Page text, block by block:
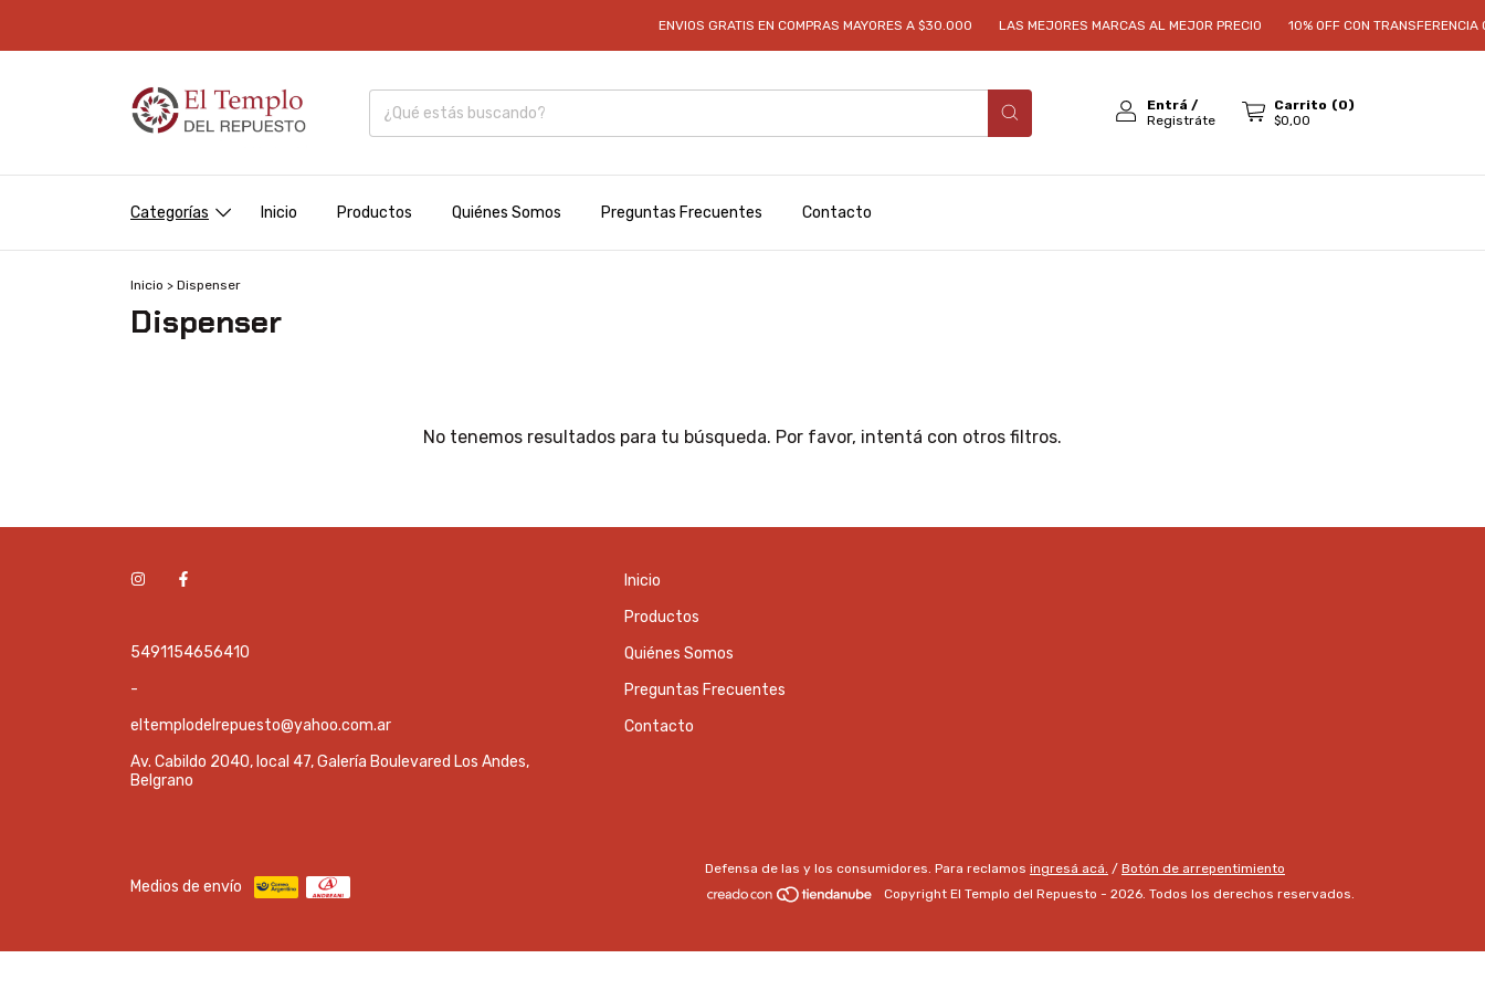
ENVIOS GRATIS EN COMPRAS MAYORES A $30.000 LAS MEJORES MARCAS AL MEJOR PRECIO 10% OFF CON TRANSFERENCIA O
Entrá /
Registráte
Carrito (0)
$0,00
Categorías Inicio Productos Quiénes Somos Preguntas Frecuentes Contacto
Inicio > Dispenser
Dispenser
No tenemos resultados para tu búsqueda. Por favor, intentá con otros filtros.
5491154656410
-
eltemplodelrepuesto@yahoo.com.ar
Av. Cabildo 2040, local 47, Galería Boulevared Los Andes,
Belgrano
Inicio
Productos
Quiénes Somos
Preguntas Frecuentes
Contacto
Medios de envío
Defensa de las y los consumidores. Para reclamos ingresá acá. / Botón de arrepentimiento
Copyright El Templo del Repuesto - 2026. Todos los derechos reservados.